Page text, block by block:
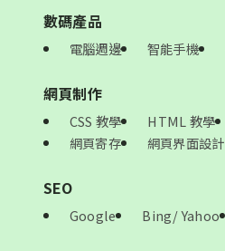
數碼產品
電腦週邊 智能手機
網頁制作
CSS 教學 HTML 教學
網頁寄存
網頁界面設計
SEO
Google Bing/ Yahoo